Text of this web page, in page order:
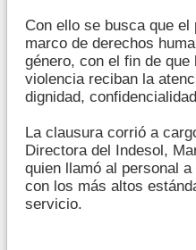
Con ello se busca que
marco de derechos
género, con el fin de
violencia reciban la
dignidad,
La clausura corrió a
Directora del Indesol,
quien llamó al personal
con los más altos
servicio.